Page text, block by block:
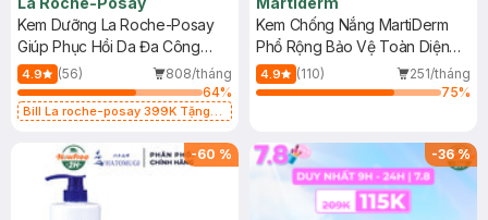
Kem Dưỡng La Roche-Posay
Giúp Phục Hồi Da Đa Công
Dụng 40ml
4.9 (56)
808/tháng
64%
Bill La roche-posay 399K Tặng
(SL có hạn)
Kem Chống Nắng MartiDerm
Phổ Rộng Bảo Vệ Toàn Diện
40ml
4.9 (110)
251/tháng
75%
-60 % -36%